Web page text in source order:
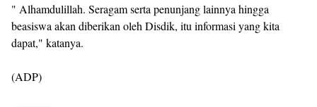
" Alhamdulillah. Seragam serta penunjang lainnya hingga
beasiswa akan diberikan oleh Disdik, itu informasi yang kita
dapat," katanya.
(ADP)